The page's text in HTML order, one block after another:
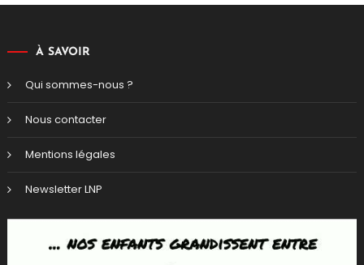
À SAVOIR
Qui sommes-nous ?
Nous contacter
Mentions légales
Newsletter LNP